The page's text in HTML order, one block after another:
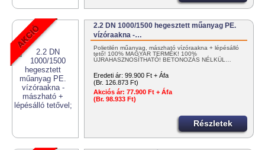
2.2 DN 1000/1500 hegesztett műanyag PE.
vízóraakna -…
Polietilén műanyag, mászható vízóraakna + lépésálló
tető! 100% MAGYAR TERMÉK! 100%
ÚJRAHASZNOSÍTHATÓ! BETONOZÁS NÉLKÜL…
Eredeti ár: 99.900 Ft + Áfa
(Br. 126.873 Ft)
Akciós ár: 77.900 Ft + Áfa
(Br. 98.933 Ft)
Részletek